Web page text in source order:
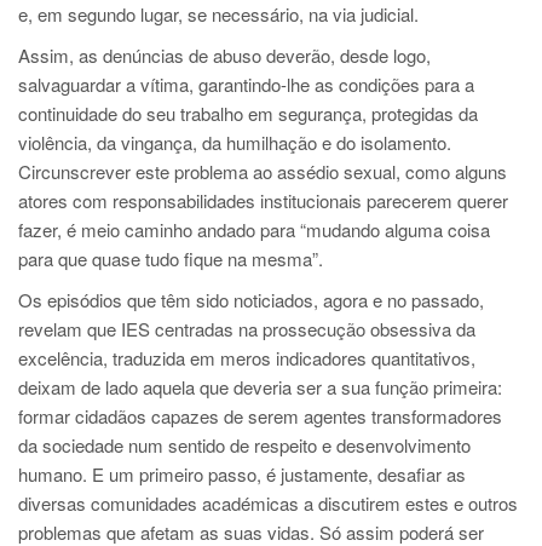
e, em segundo lugar, se necessário, na via judicial.
Assim, as denúncias de abuso deverão, desde logo,
salvaguardar a vítima, garantindo-lhe as condições para a
continuidade do seu trabalho em segurança, protegidas da
violência, da vingança, da humilhação e do isolamento.
Circunscrever este problema ao assédio sexual, como alguns
atores com responsabilidades institucionais parecerem querer
fazer, é meio caminho andado para “mudando alguma coisa
para que quase tudo fique na mesma”.
Os episódios que têm sido noticiados, agora e no passado,
revelam que IES centradas na prossecução obsessiva da
excelência, traduzida em meros indicadores quantitativos,
deixam de lado aquela que deveria ser a sua função primeira:
formar cidadãos capazes de serem agentes transformadores
da sociedade num sentido de respeito e desenvolvimento
humano. E um primeiro passo, é justamente, desafiar as
diversas comunidades académicas a discutirem estes e outros
problemas que afetam as suas vidas. Só assim poderá ser